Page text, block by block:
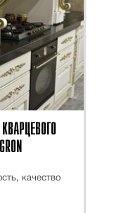
качество